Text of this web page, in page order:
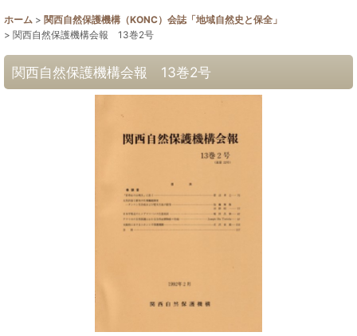
ホーム > 関西自然保護機構（KONC）会誌「地域自然史と保全」
> 関西自然保護機構会報 13巻2号
関西自然保護機構会報 13巻2号